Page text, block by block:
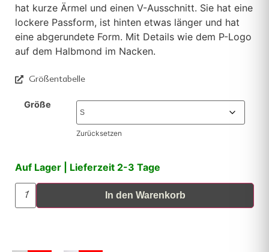
hat kurze Ärmel und einen V-Ausschnitt. Sie hat eine
lockere Passform, ist hinten etwas länger und hat
eine abgerundete Form. Mit Details wie dem P-Logo
auf dem Halbmond im Nacken.
Größentabelle
Größe
Zurücksetzen
Auf Lager | Lieferzeit 2-3 Tage
In den Warenkorb